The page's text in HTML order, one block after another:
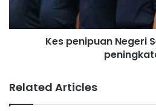
n
u
k
u
g
e
Kes penipuan Negeri
Related Articles